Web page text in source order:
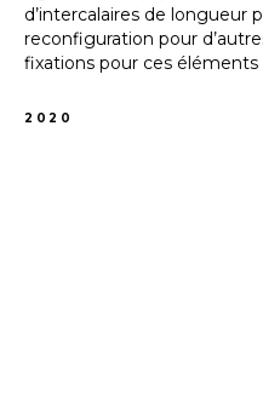
d’intercalaires de longueur
reconfiguration pour
fixations pour ces éléments
2020